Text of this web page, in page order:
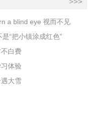
>>>
a blind eye 视而不见
“把小镇涂成红色”
白费
体验
大雪